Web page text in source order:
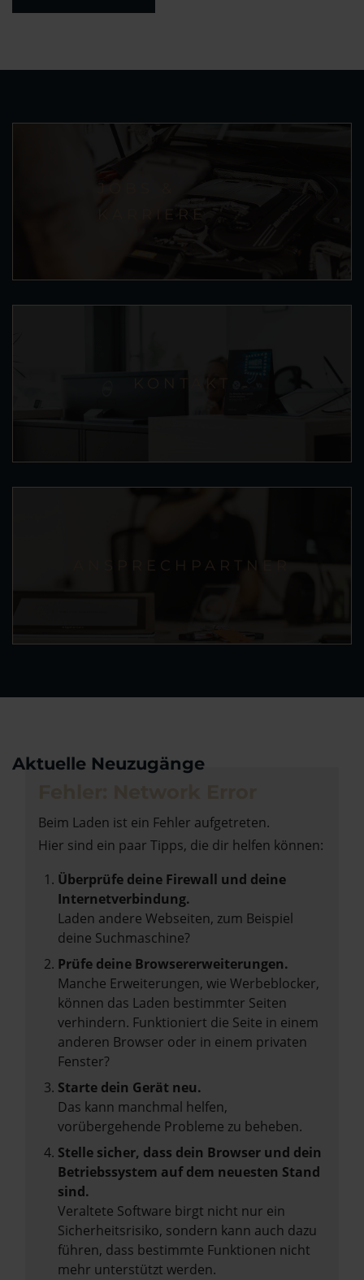
JOBS &
KARRIERE
ANSPRECHPARTNER
Aktuelle Neuzugänge
Beim Laden ist ein Fehler aufgetreten.
Hier sind ein paar Tipps, die dir helfen können:
Überprüfe deine Firewall und deine
Internetverbindung.
Laden andere Webseiten, zum Beispiel
deine Suchmaschine?
Prüfe deine Browsererweiterungen.
Manche Erweiterungen, wie Werbeblocker,
können das Laden bestimmter Seiten
verhindern. Funktioniert die Seite in einem
anderen Browser oder in einem privaten
Fenster?
Starte dein Gerät neu.
Das kann manchmal helfen,
vorübergehende Probleme zu beheben.
Stelle sicher, dass dein Browser und dein
Betriebssystem auf dem neuesten Stand
sind.
Veraltete Software birgt nicht nur ein
Sicherheitsrisiko, sondern kann auch dazu
führen, dass bestimmte Funktionen nicht
mehr unterstützt werden.